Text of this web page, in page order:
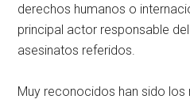
derechos humanos o
principal actor responsable
asesinatos referidos.
Muy reconocidos han sido